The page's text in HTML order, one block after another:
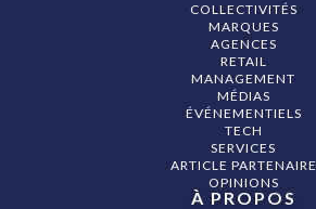
COLLECTIVITÉS
MARQUES
AGENCES
RETAIL
MANAGEMENT
MÉDIAS
ÉVÉNEMENTIELS
TECH
SERVICES
ARTICLE PARTENAIRE
OPINIONS
À PROPOS